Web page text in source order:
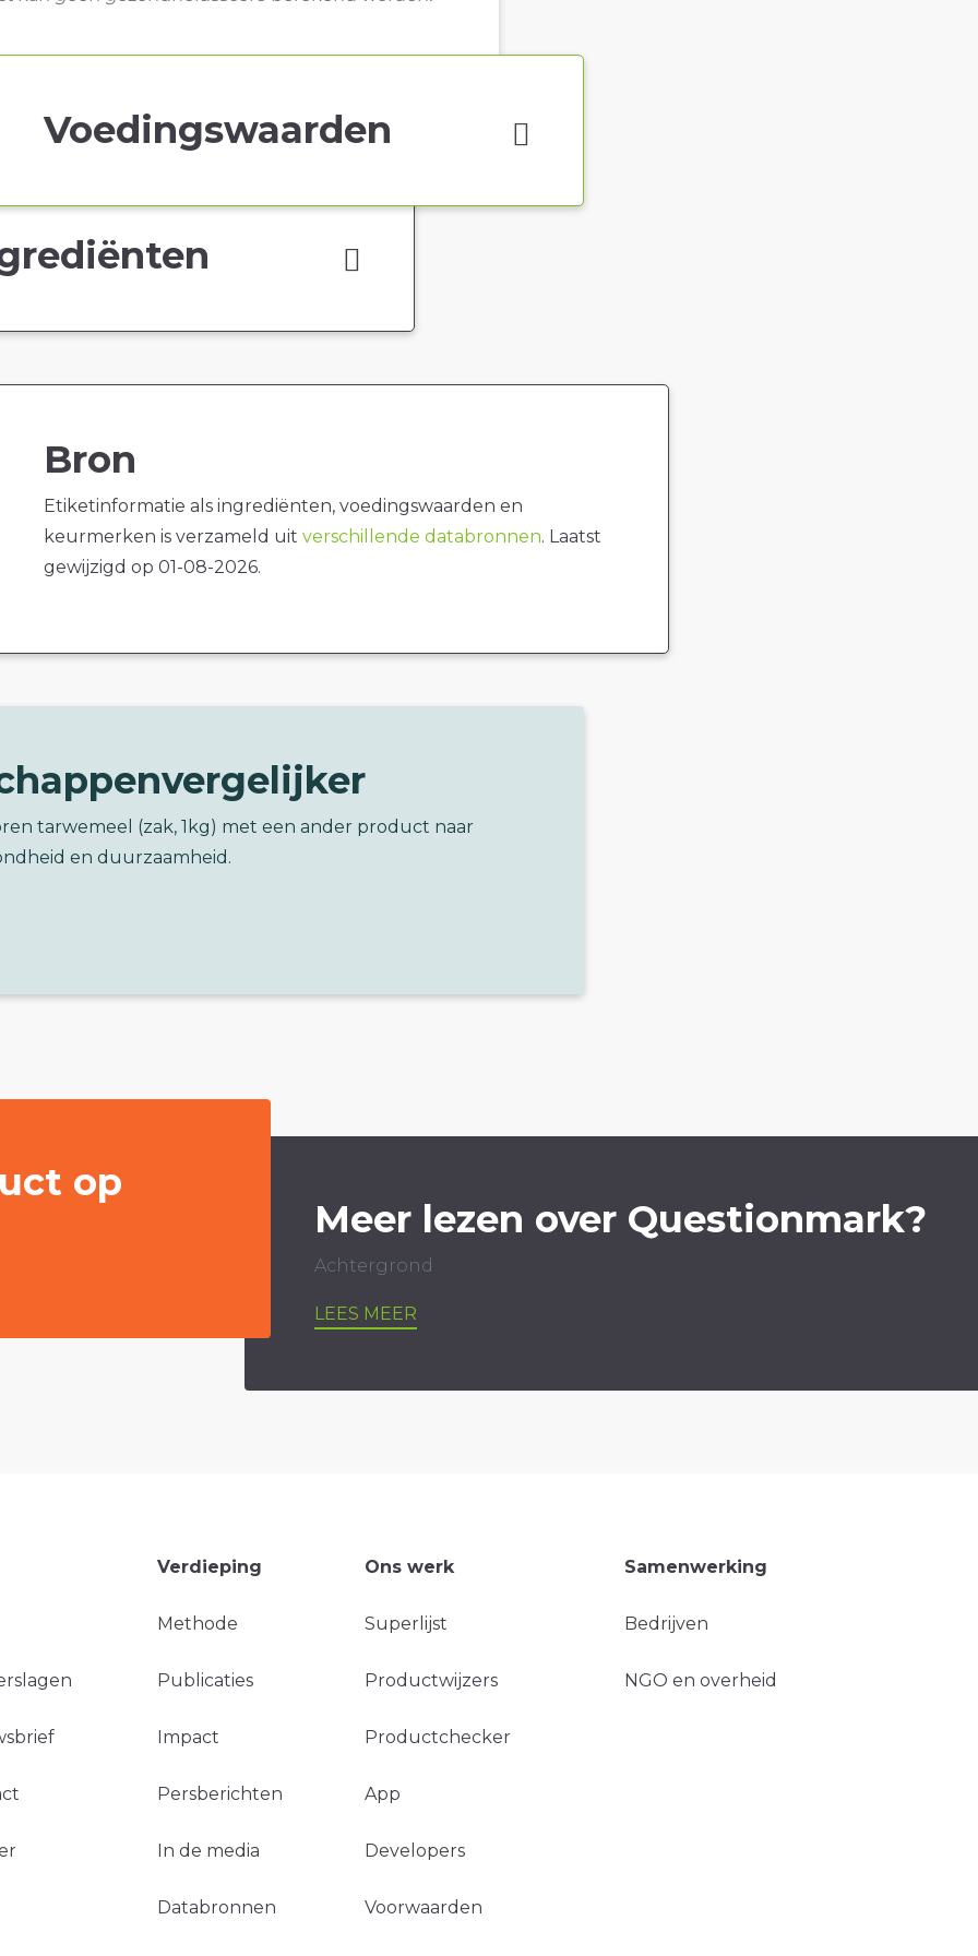
Voedingswaarden
Bron
Etiketinformatie als ingrediënten, voedingswaarden en
keurmerken is verzameld uit verschillende databronnen. Laatst
gewijzigd op 01-08-2026.
tarwemeel (zak, 1kg) met een ander product naar
en duurzaamheid.
op
Meer lezen over Questionmark?
Achtergrond
LEES MEER
Verdieping
Methode
Publicaties
Impact
Persberichten
In de media
Databronnen
Ons werk
Superlijst
Productwijzers
Productchecker
App
Developers
Voorwaarden
Samenwerking
Bedrijven
NGO en overheid